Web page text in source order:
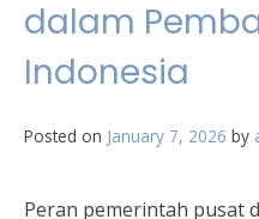
dalam
Indonesia
Posted on January 7, 2026 by
Peran pemerintah pusat